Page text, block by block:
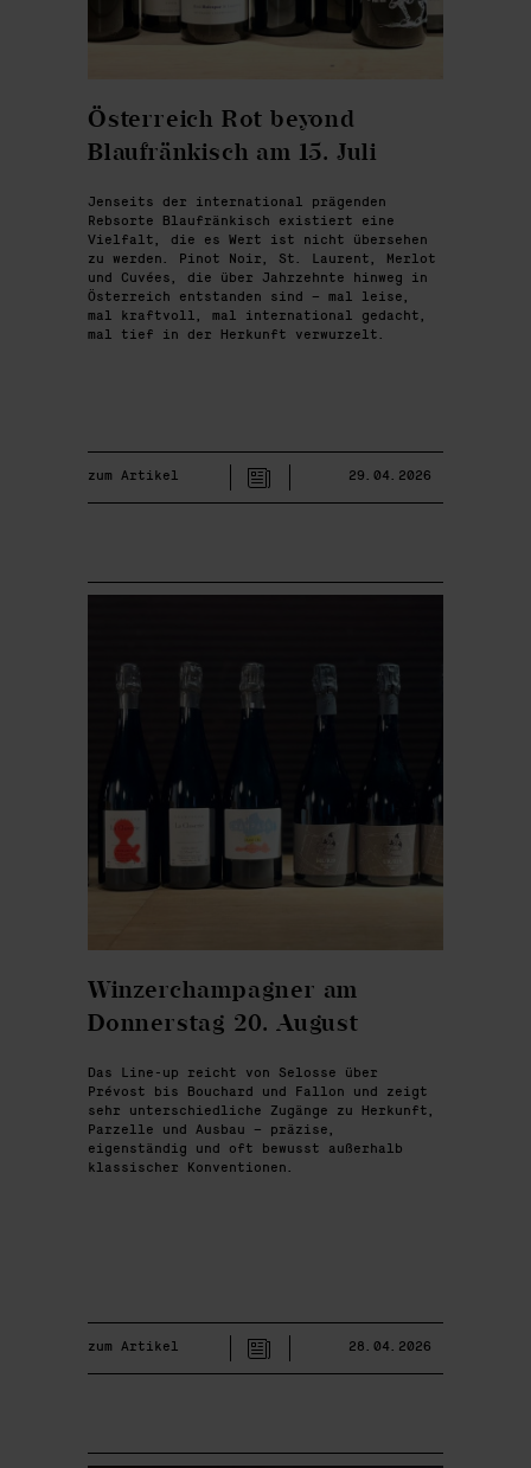
Österreich Rot beyond
Blaufränkisch am 15. Juli
Jenseits der international prägenden
Rebsorte Blaufränkisch existiert eine
Vielfalt, die es Wert ist nicht übersehen
zu werden. Pinot Noir, St. Laurent, Merlot
und Cuvées, die über Jahrzehnte hinweg in
Österreich entstanden sind – mal leise,
mal kraftvoll, mal international gedacht,
mal tief in der Herkunft verwurzelt.
zum Artikel 29.04.2026
Winzerchampagner am
Donnerstag 20. August
Das Line-up reicht von Selosse über
Prévost bis Bouchard und Fallon und zeigt
sehr unterschiedliche Zugänge zu Herkunft,
Parzelle und Ausbau – präzise,
eigenständig und oft bewusst außerhalb
klassischer Konventionen.
zum Artikel 28.04.2026